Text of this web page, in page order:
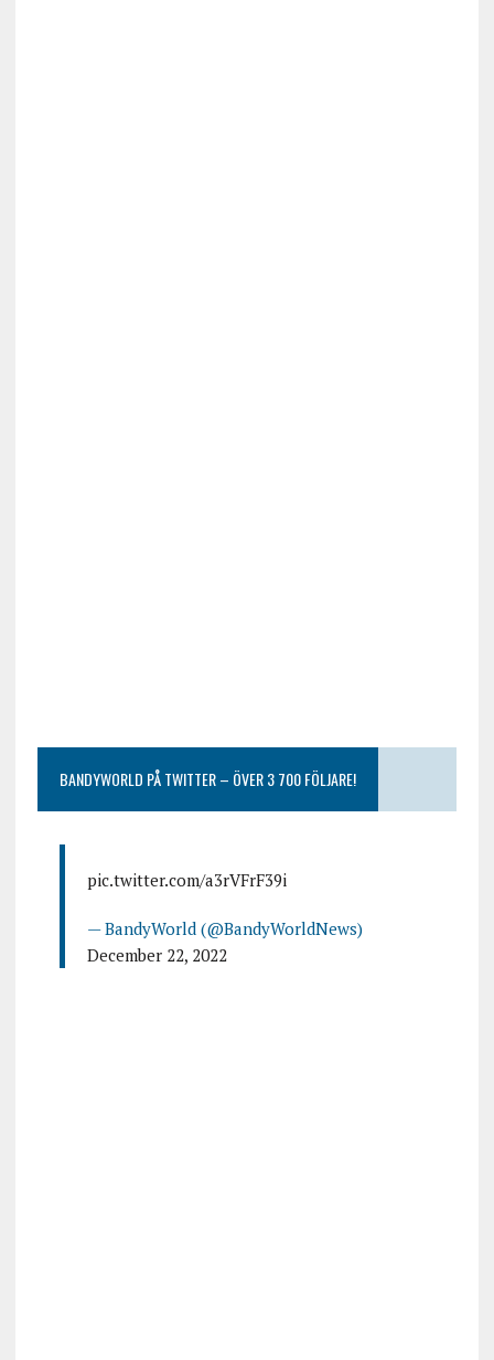
BANDYWORLD PÅ TWITTER – ÖVER 3 700 FÖLJARE!
pic.twitter.com/a3rVFrF39i
— BandyWorld (@BandyWorldNews)
December 22, 2022